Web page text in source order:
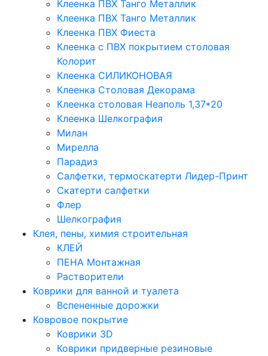
Клеенка ПВХ Танго Металлик
Клеенка ПВХ Танго Металлик
Клеенка ПВХ Фиеста
Клеенка с ПВХ покрытием столовая
Колорит
Клеенка СИЛИКОНОВАЯ
Клеенка Столовая Декорама
Клеенка столовая Неаполь 1,37*20
Клеенка Шелкография
Милан
Мирелла
Парадиз
Салфетки, термоскатерти Лидер-Принт
Скатерти салфетки
Флер
Шелкография
Клея, пены, химия строительная
КЛЕЙ
ПЕНА Монтажная
Растворители
Коврики для ванной и туалета
Вспененные дорожки
Ковровое покрытие
Коврики 3D
Коврики придверные резиновые